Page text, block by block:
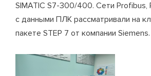
SIMATIC S7-300/400. Сети Profibus,
с данными ПЛК рассматривали на
пакете STEP 7 от компании Siemens.